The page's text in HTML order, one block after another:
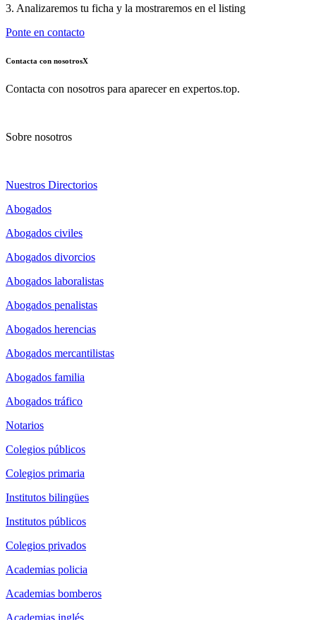
3. Analizaremos tu ficha y la mostraremos en el listing
Ponte en contacto
Contacta con nosotrosX
Contacta con nosotros para aparecer en expertos.top.
Sobre nosotros
Nuestros Directorios
Abogados
Abogados civiles
Abogados divorcios
Abogados laboralistas
Abogados penalistas
Abogados herencias
Abogados mercantilistas
Abogados familia
Abogados tráfico
Notarios
Colegios públicos
Colegios primaria
Institutos bilingües
Institutos públicos
Colegios privados
Academias policia
Academias bomberos
Academias inglés